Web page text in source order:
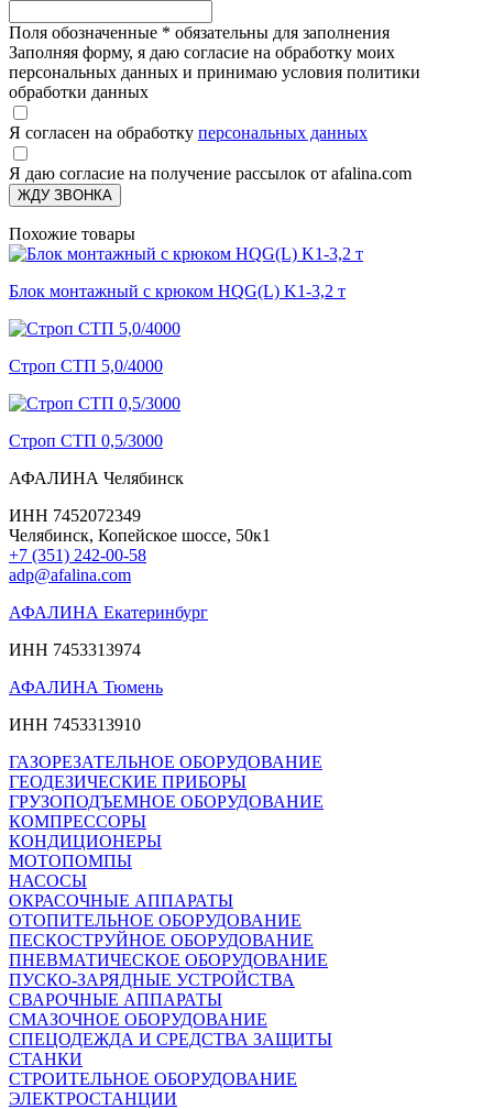
Поля обозначенные * обязательны для заполнения
Заполняя форму, я даю согласие на обработку моих
персональных данных и принимаю условия политики
обработки данных
Я согласен на обработку персональных данных
Я даю согласие на получение рассылок от afalina.com
ЖДУ ЗВОНКА
Похожие товары
Блок монтажный с крюком HQG(L) K1-3,2 т
Строп СТП 5,0/4000
Строп СТП 0,5/3000
АФАЛИНА Челябинск
ИНН 7452072349
Челябинск, Копейское шоссе, 50к1
+7 (351) 242-00-58
adp@afalina.com
АФАЛИНА Екатеринбург
ИНН 7453313974
АФАЛИНА Тюмень
ИНН 7453313910
ГАЗОРЕЗАТЕЛЬНОЕ ОБОРУДОВАНИЕ
ГЕОДЕЗИЧЕСКИЕ ПРИБОРЫ
ГРУЗОПОДЪЕМНОЕ ОБОРУДОВАНИЕ
КОМПРЕССОРЫ
КОНДИЦИОНЕРЫ
МОТОПОМПЫ
НАСОСЫ
ОКРАСОЧНЫЕ АППАРАТЫ
ОТОПИТЕЛЬНОЕ ОБОРУДОВАНИЕ
ПЕСКОСТРУЙНОЕ ОБОРУДОВАНИЕ
ПНЕВМАТИЧЕСКОЕ ОБОРУДОВАНИЕ
ПУСКО-ЗАРЯДНЫЕ УСТРОЙСТВА
СВАРОЧНЫЕ АППАРАТЫ
СМАЗОЧНОЕ ОБОРУДОВАНИЕ
СПЕЦОДЕЖДА И СРЕДСТВА ЗАЩИТЫ
СТАНКИ
СТРОИТЕЛЬНОЕ ОБОРУДОВАНИЕ
ЭЛЕКТРОСТАНЦИИ